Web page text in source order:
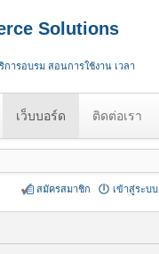
Solutions
การอบรม สอนการใช้งาน เวลา
เว็บบอร์ด ติดต่อเรา
เข้าสู่ระบบ
สมัครสมาชิก